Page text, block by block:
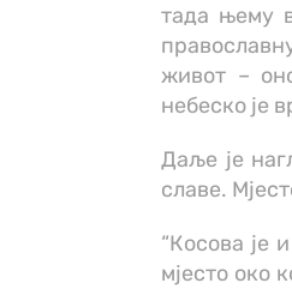
тада њему
живот –
небеско је
Даље је
славе.
“Косова је
мјесто око